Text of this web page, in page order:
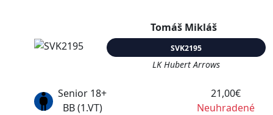
Tomáš Mikláš
SVK2195
LK Hubert Arrows
Senior 18+
BB (1.VT)
21,00€
Neuhradené